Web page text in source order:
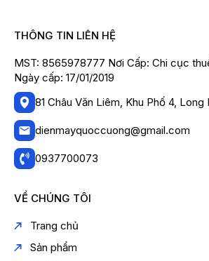
THÔNG TIN LIÊN HỆ
MST: 8565978777 Nơi Cấp: Chi cục
Ngày cấp: 17/01/2019
81 Châu Văn Liêm, Khu Phố 4, Long
dienmayquoccuong@gmail.com
0937700073
VỀ CHÚNG TÔI
Trang chủ
Sản phẩm